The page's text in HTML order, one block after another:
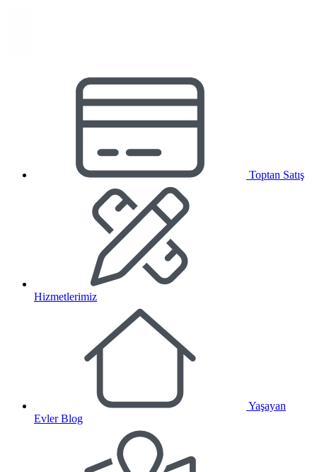
Toptan Satış
Hizmetlerimiz
Yaşayan
Evler Blog